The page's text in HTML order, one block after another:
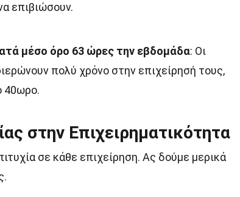
επιβιώσουν.
μέσο όρο 63 ώρες την εβδομάδα: Οι
πολύ χρόνο στην επιχείρησή τους,
40ωρο.
στην Επιχειρηματικότητα
σε κάθε επιχείρηση. Ας δούμε μερικά